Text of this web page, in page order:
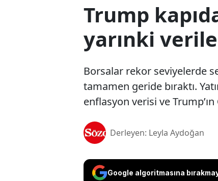
Trump
yarınki
Borsalar rekor seviyelerde
tamamen geride bıraktı.
enflasyon verisi ve
Derleyen: Leyla Aydoğan
Google algoritmasına